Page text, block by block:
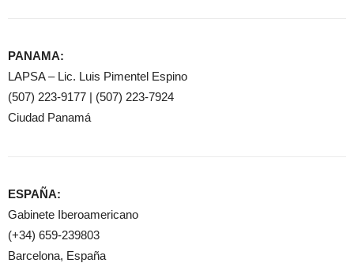
PANAMA:
LAPSA – Lic. Luis Pimentel Espino
(507) 223-9177 | (507) 223-7924
Ciudad Panamá
ESPAÑA:
Gabinete Iberoamericano
(+34) 659-239803
Barcelona, España